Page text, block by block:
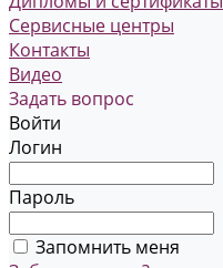
Сервисные центры
Контакты
Видео
Задать вопрос
Войти
Логин
Пароль
Запомнить меня